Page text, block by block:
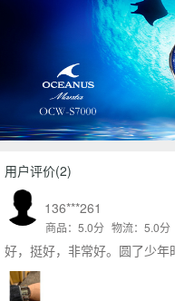
用户评价(2)
136***261
商品：5.0分 物流：5.0分
好，挺好，非常好。圆了少